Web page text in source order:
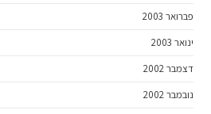
פברואר 2003
ינואר 2003
דצמבר 2002
נובמבר 2002